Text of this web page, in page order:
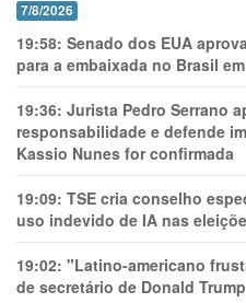
7/8/2026
19:58: Senado dos EUA
para a embaixada no Brasil
19:36: Jurista Pedro Serrano
responsabilidade e defende
Kassio Nunes for confirmada
19:09: TSE cria conselho
uso indevido de IA nas
19:02: "Latino-americano
de secretário de Donald Trump